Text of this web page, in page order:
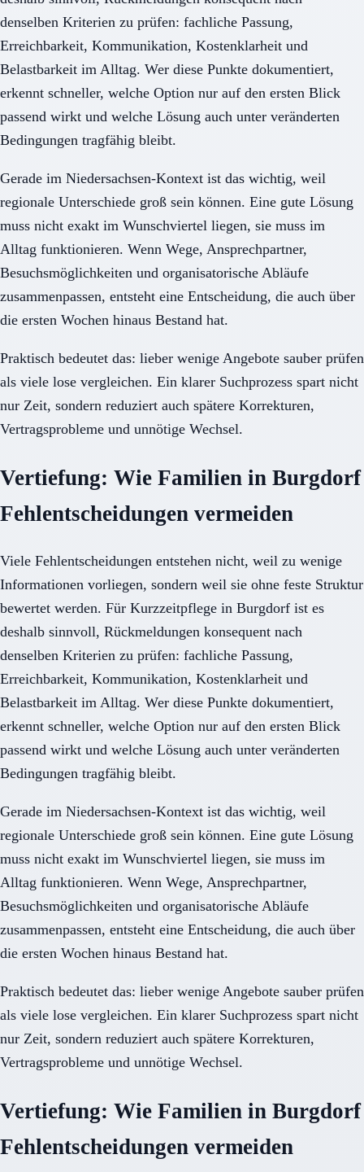
denselben Kriterien zu prüfen: fachliche Passung,
Erreichbarkeit, Kommunikation, Kostenklarheit und
Belastbarkeit im Alltag. Wer diese Punkte dokumentiert,
erkennt schneller, welche Option nur auf den ersten Blick
passend wirkt und welche Lösung auch unter veränderten
Bedingungen tragfähig bleibt.
Gerade im Niedersachsen-Kontext ist das wichtig, weil
regionale Unterschiede groß sein können. Eine gute Lösung
muss nicht exakt im Wunschviertel liegen, sie muss im
Alltag funktionieren. Wenn Wege, Ansprechpartner,
Besuchsmöglichkeiten und organisatorische Abläufe
zusammenpassen, entsteht eine Entscheidung, die auch über
die ersten Wochen hinaus Bestand hat.
Praktisch bedeutet das: lieber wenige Angebote sauber prüfen
als viele lose vergleichen. Ein klarer Suchprozess spart nicht
nur Zeit, sondern reduziert auch spätere Korrekturen,
Vertragsprobleme und unnötige Wechsel.
Vertiefung: Wie Familien in Burgdorf
Fehlentscheidungen vermeiden
Viele Fehlentscheidungen entstehen nicht, weil zu wenige
Informationen vorliegen, sondern weil sie ohne feste Struktur
bewertet werden. Für Kurzzeitpflege in Burgdorf ist es
deshalb sinnvoll, Rückmeldungen konsequent nach
denselben Kriterien zu prüfen: fachliche Passung,
Erreichbarkeit, Kommunikation, Kostenklarheit und
Belastbarkeit im Alltag. Wer diese Punkte dokumentiert,
erkennt schneller, welche Option nur auf den ersten Blick
passend wirkt und welche Lösung auch unter veränderten
Bedingungen tragfähig bleibt.
Gerade im Niedersachsen-Kontext ist das wichtig, weil
regionale Unterschiede groß sein können. Eine gute Lösung
muss nicht exakt im Wunschviertel liegen, sie muss im
Alltag funktionieren. Wenn Wege, Ansprechpartner,
Besuchsmöglichkeiten und organisatorische Abläufe
zusammenpassen, entsteht eine Entscheidung, die auch über
die ersten Wochen hinaus Bestand hat.
Praktisch bedeutet das: lieber wenige Angebote sauber prüfen
als viele lose vergleichen. Ein klarer Suchprozess spart nicht
nur Zeit, sondern reduziert auch spätere Korrekturen,
Vertragsprobleme und unnötige Wechsel.
Vertiefung: Wie Familien in Burgdorf
Fehlentscheidungen vermeiden